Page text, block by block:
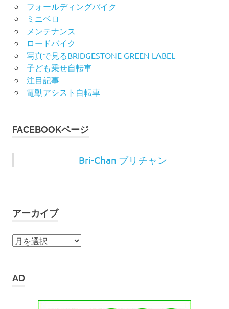
フォールディングバイク
ミニベロ
メンテナンス
ロードバイク
写真で見るBRIDGESTONE GREEN LABEL
子ども乗せ自転車
注目記事
電動アシスト自転車
FACEBOOKページ
Bri-Chan ブリチャン
アーカイブ
ア
イ
AD